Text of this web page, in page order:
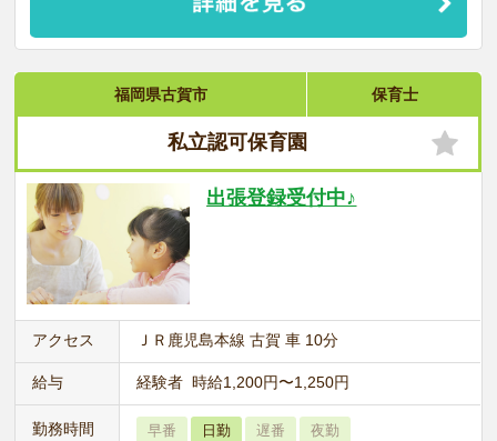
福岡県古賀市 保育士
私立認可保育園
出張登録受付中♪
アクセス ＪＲ鹿児島本線 古賀 車 10分
給与 経験者 時給1,200円〜1,250円
勤務時間 早番 日勤 遅番 夜勤